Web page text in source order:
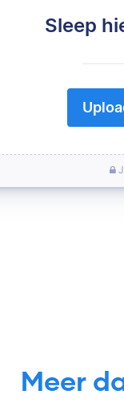
Sleep
Meer